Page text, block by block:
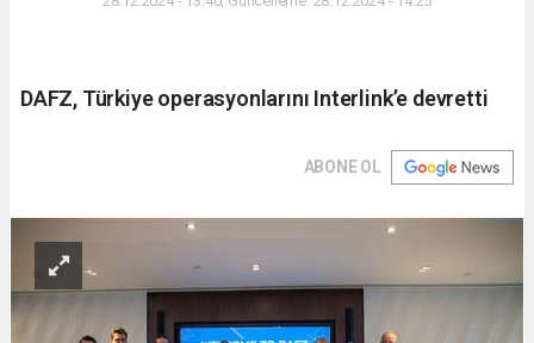
DAFZ, Türkiye operasyonlarını Interlink’e devretti
ABONE OL